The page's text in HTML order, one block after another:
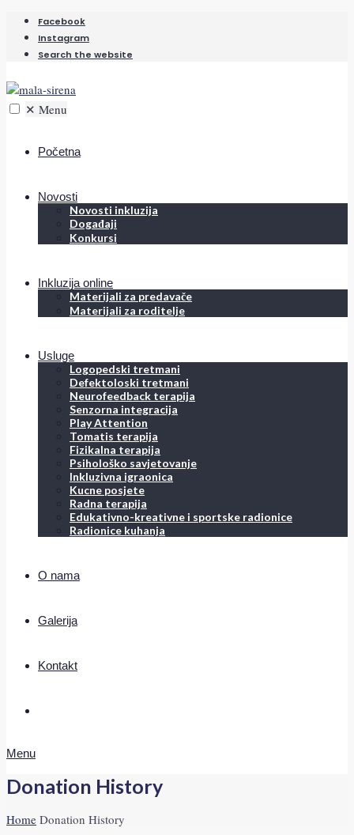
Facebook
Instagram
Search the website
✕ Menu
Početna
Novosti
Novosti inkluzija
Događaji
Konkursi
Inkluzija online
Materijali za predavače
Materijali za roditelje
Usluge
Logopedski tretmani
Defektoloski tretmani
Neurofeedback terapija
Senzorna integracija
Play Attention
Tomatis terapija
Fizikalna terapija
Psihološko savjetovanje
Inkluzivna igraonica
Kucne posjete
Radna terapija
Edukativno-kreativne i sportske radionice
Radionice kuhanja
O nama
Galerija
Kontakt
Menu
Donation History
Home Donation History